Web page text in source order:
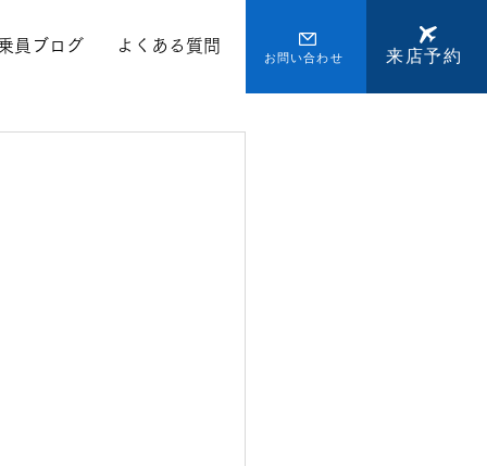
員ブログ よくある質問
お問い合わせ 来店予約